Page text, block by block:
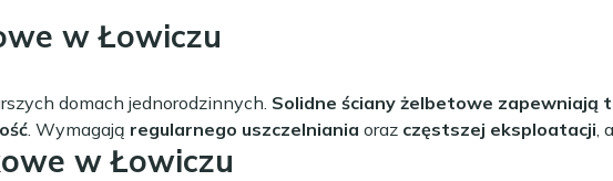
w Łowiczu
domach jednorodzinnych. Solidne ściany żelbetowe zapewniają
. Wymagają regularnego uszczelniania oraz częstszej eksploatacji ,
w Łowiczu